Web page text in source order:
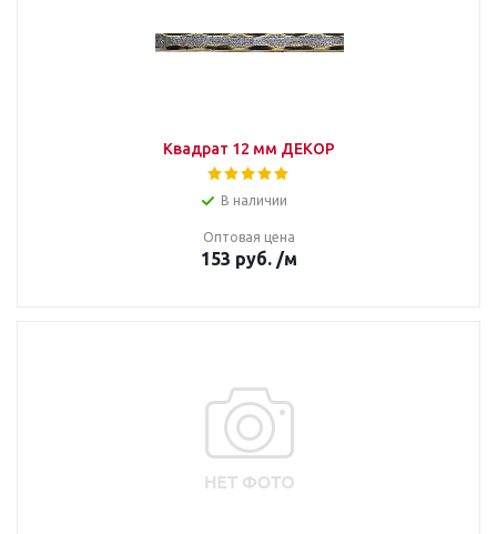
Квадрат 12 мм ДЕКОР
В наличии
Оптовая цена
153 руб. /м